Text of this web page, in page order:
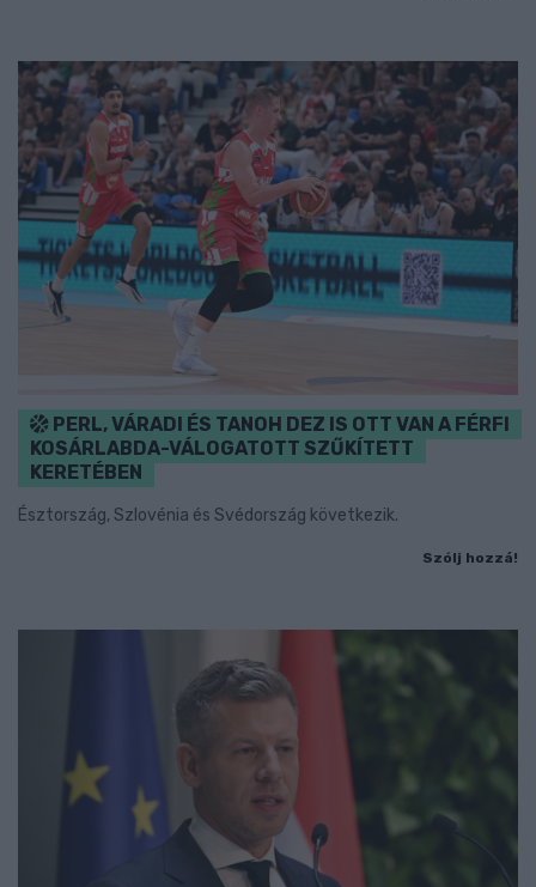
PERL, VÁRADI ÉS TANOH DEZ IS OTT VAN A FÉRFI
KOSÁRLABDA-VÁLOGATOTT SZŰKÍTETT
KERETÉBEN
Észtország, Szlovénia és Svédország következik.
Szólj hozzá!